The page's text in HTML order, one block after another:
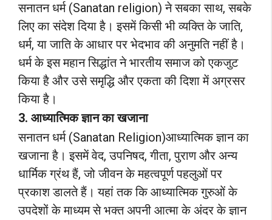
सनातन धर्म (Sanatan religion) ने सबका साथ, सबके
लिए का संदेश दिया है। इसमें किसी भी व्यक्ति के जाति,
धर्म, या जाति के आधार पर भेदभाव की अनुमति नहीं है।
धर्म के इस महान सिद्धांत ने भारतीय समाज को एकजुट
किया है और उसे समृद्धि और एकता की दिशा में अग्रसर
किया है।
3. आध्यात्मिक ज्ञान का खजाना
सनातन धर्म (Sanatan Religion)आध्यात्मिक ज्ञान का
खजाना है। इसमें वेद, उपनिषद, गीता, पुराण और अन्य
धार्मिक ग्रंथ हैं, जो जीवन के महत्वपूर्ण पहलुओं पर
प्रकाश डालते हैं। यहां तक कि आध्यात्मिक गुरुओं के
उपदेशों के माध्यम से भक्त अपनी आत्मा के अंदर के ज्ञान